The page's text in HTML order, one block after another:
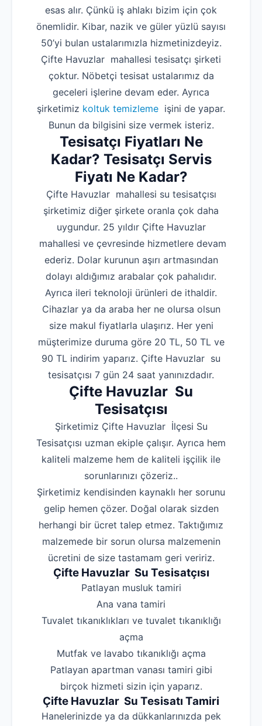
esas alır. Çünkü iş ahlakı bizim için çok
önemlidir. Kibar, nazik ve güler yüzlü sayısı
50’yi bulan ustalarımızla hizmetinizdeyiz.
Çifte Havuzlar mahallesi tesisatçı şirketi
çoktur. Nöbetçi tesisat ustalarımız da
geceleri işlerine devam eder. Ayrıca
şirketimiz koltuk temizleme işini de yapar.
Bunun da bilgisini size vermek isteriz.
Tesisatçı Fiyatları Ne
Kadar? Tesisatçı Servis
Fiyatı Ne Kadar?
Çifte Havuzlar mahallesi su tesisatçısı
şirketimiz diğer şirkete oranla çok daha
uygundur. 25 yıldır Çifte Havuzlar
mahallesi ve çevresinde hizmetlere devam
ederiz. Dolar kurunun aşırı artmasından
dolayı aldığımız arabalar çok pahalıdır.
Ayrıca ileri teknoloji ürünleri de ithaldir.
Cihazlar ya da araba her ne olursa olsun
size makul fiyatlarla ulaşırız. Her yeni
müşterimize duruma göre 20 TL, 50 TL ve
90 TL indirim yaparız. Çifte Havuzlar su
tesisatçısı 7 gün 24 saat yanınızdadır.
Çifte Havuzlar Su
Tesisatçısı
Şirketimiz Çifte Havuzlar İlçesi Su
Tesisatçısı uzman ekiple çalışır. Ayrıca hem
kaliteli malzeme hem de kaliteli işçilik ile
sorunlarınızı çözeriz..
Şirketimiz kendisinden kaynaklı her sorunu
gelip hemen çözer. Doğal olarak sizden
herhangi bir ücret talep etmez. Taktığımız
malzemede bir sorun olursa malzemenin
ücretini de size tastamam geri veririz.
Çifte Havuzlar Su Tesisatçısı
‌Patlayan musluk tamiri
‌Ana vana tamiri
‌Tuvalet tıkanıklıkları ve tuvalet tıkanıklığı
açma
‌Mutfak ve lavabo tıkanıklığı açma
‌Patlayan apartman vanası tamiri gibi
birçok hizmeti sizin için yaparız.
Çifte Havuzlar Su Tesisatı Tamiri
Hanelerinizde ya da dükkanlarınızda pek